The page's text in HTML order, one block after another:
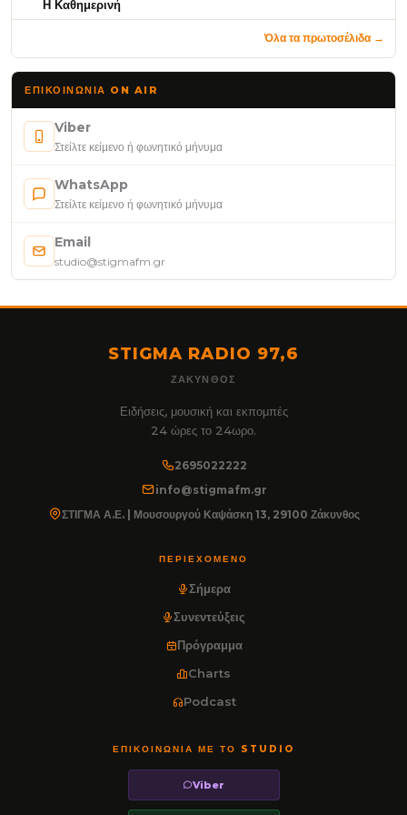
Η Καθημερινή
Όλα τα πρωτοσέλιδα →
ΕΠΙΚΟΙΝΩΝΊΑ ON AIR
Viber
Στείλτε κείμενο ή φωνητικό μήνυμα
WhatsApp
Στείλτε κείμενο ή φωνητικό μήνυμα
Email
studio@stigmafm.gr
STIGMA RADIO 97,6
ΖΆΚΥΝΘΟΣ
Ειδήσεις, μουσική και εκπομπές
24 ώρες το 24ωρο.
2695022222
info@stigmafm.gr
ΣΤΙΓΜΑ Α.Ε. | Μουσουργού Καψάσκη 13, 29100 Ζάκυνθος
ΠΕΡΙΕΧΌΜΕΝΟ
Σήμερα
Συνεντεύξεις
Πρόγραμμα
Charts
Podcast
ΕΠΙΚΟΙΝΩΝΊΑ ΜΕ ΤΟ STUDIO
Viber